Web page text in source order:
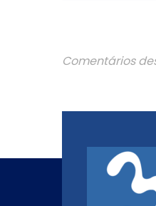
Comentários